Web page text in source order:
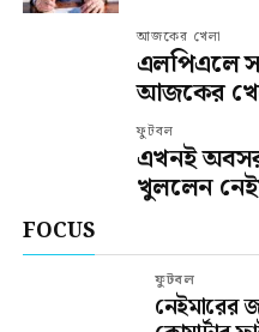
আজকের খেলা
এলপিএলে
আজকের
ফুটবল
এখনই
খুললেন
FOCUS
ফুটবল
নেইমারের